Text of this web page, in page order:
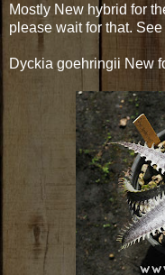
Mostly New hybrid for
please wait for that.
Dyckia goehringii New